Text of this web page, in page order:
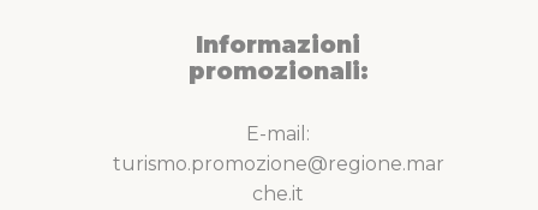
Informazioni
promozionali:
E-mail:
turismo.promozione@regione.mar
che.it